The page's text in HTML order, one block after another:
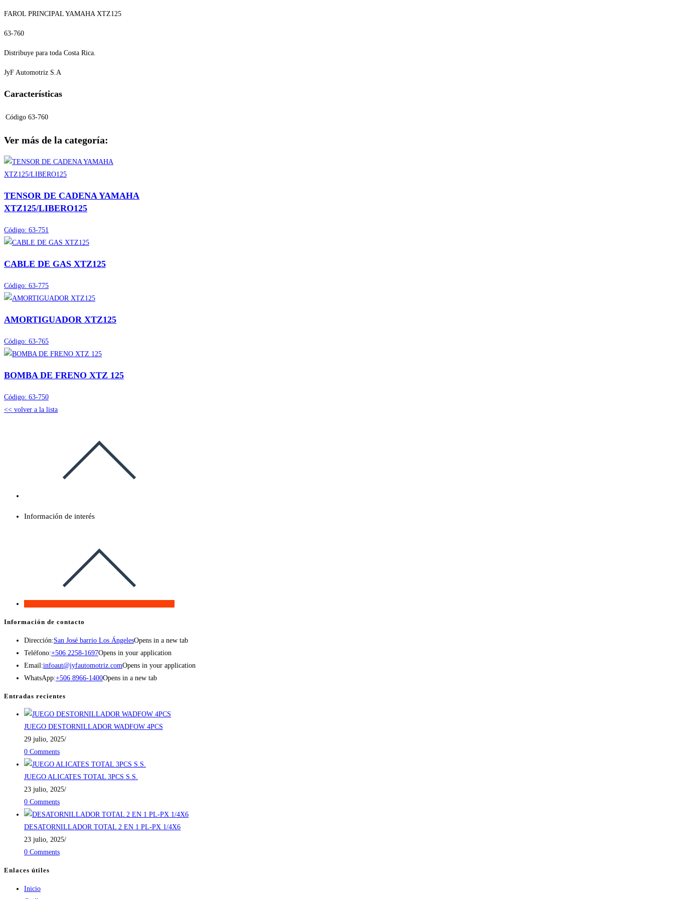
FAROL PRINCIPAL YAMAHA XTZ125
63-760
Distribuye para toda Costa Rica.
JyF Automotriz S.A
Características
Código 63-760
Ver más de la categoría:
TENSOR DE CADENA YAMAHA
XTZ125/LIBERO125
Código: 63-751
CABLE DE GAS XTZ125
Código: 63-775
AMORTIGUADOR XTZ125
Código: 63-765
BOMBA DE FRENO XTZ 125
Código: 63-750
<< volver a la lista
Información de interés
Información de contacto
Dirección:San José barrio Los ÁngelesOpens in a new tab
Teléfono:+506 2258-1697Opens in your application
Email:infoaut@jyfautomotriz.comOpens in your application
WhatsApp:+506 8966-1400Opens in a new tab
Entradas recientes
JUEGO DESTORNILLADOR WADFOW 4PCS
29 julio, 2025/
0 Comments
JUEGO ALICATES TOTAL 3PCS S.S.
23 julio, 2025/
0 Comments
DESATORNILLADOR TOTAL 2 EN 1 PL-PX 1/4X6
23 julio, 2025/
0 Comments
Enlaces útiles
Inicio